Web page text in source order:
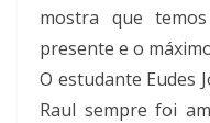
mostra que
presente e o
O estudante Eudes
Raul sempre foi